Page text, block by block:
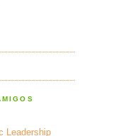
Leadership